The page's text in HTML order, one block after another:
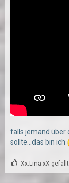
falls jemand über
sollte...das bin ich
Xx.Lina.xX gefällt